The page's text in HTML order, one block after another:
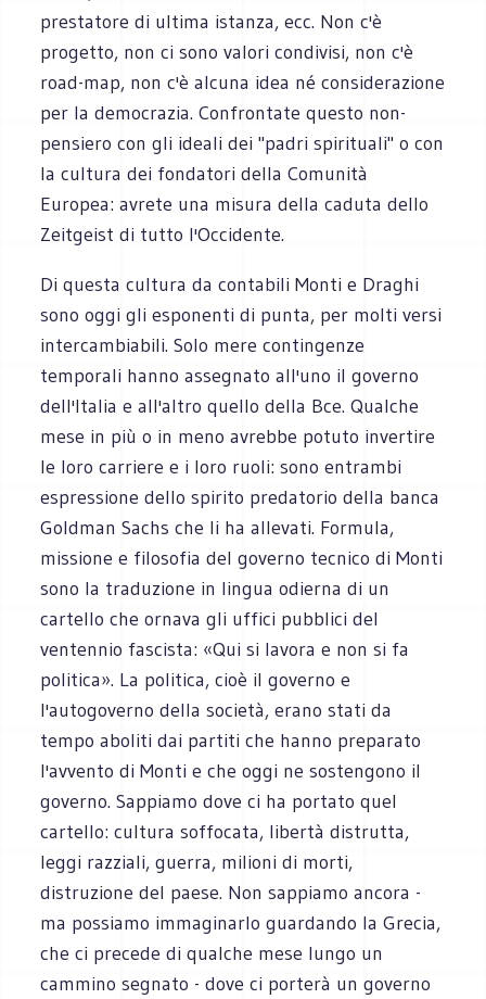
prestatore di ultima istanza, ecc. Non c'è
progetto, non ci sono valori condivisi, non c'è
road-map, non c'è alcuna idea né considerazione
per la democrazia. Confrontate questo non-
pensiero con gli ideali dei "padri spirituali" o con
la cultura dei fondatori della Comunità
Europea: avrete una misura della caduta dello
Zeitgeist di tutto l'Occidente.
Di questa cultura da contabili Monti e Draghi
sono oggi gli esponenti di punta, per molti versi
intercambiabili. Solo mere contingenze
temporali hanno assegnato all'uno il governo
dell'Italia e all'altro quello della Bce. Qualche
mese in più o in meno avrebbe potuto invertire
le loro carriere e i loro ruoli: sono entrambi
espressione dello spirito predatorio della banca
Goldman Sachs che li ha allevati. Formula,
missione e filosofia del governo tecnico di Monti
sono la traduzione in lingua odierna di un
cartello che ornava gli uffici pubblici del
ventennio fascista: «Qui si lavora e non si fa
politica». La politica, cioè il governo e
l'autogoverno della società, erano stati da
tempo aboliti dai partiti che hanno preparato
l'avvento di Monti e che oggi ne sostengono il
governo. Sappiamo dove ci ha portato quel
cartello: cultura soffocata, libertà distrutta,
leggi razziali, guerra, milioni di morti,
distruzione del paese. Non sappiamo ancora -
ma possiamo immaginarlo guardando la Grecia,
che ci precede di qualche mese lungo un
cammino segnato - dove ci porterà un governo